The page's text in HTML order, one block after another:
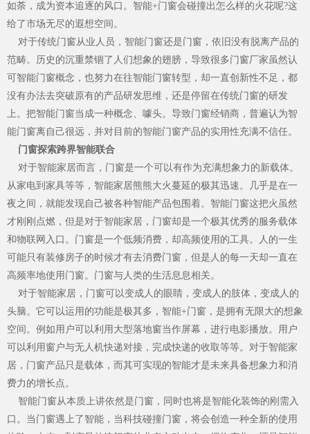
如荼，成为资本追逐的风口。智能+门窗会碰撞出怎么样的火花呢?这
给了市场无尽的遐想空间。
对于传统门窗从业人员，智能门窗还是门窗，依旧没有脱离产品的
范畴。历史的沉重禁锢了人们想象的翅膀，导致很多门窗厂家虽然认
可智能门窗概念，也努力在往智能门窗转型，却一直创新性不足，都
没有办法去突破原有的产品研发思维，还是停留在传统门窗的研发
上。把智能门窗当成一种概念、噱头。导致门窗经销商，普遍认为智
能门窗离自己很远，并对目前的智能门窗产品的实用性充满不信任。
门窗探索跨界智能联合
对于智能家居而言，门窗是一个可以有作为充满想象力的新载体。
从家电到家具等等，智能家居熊熊大火蔓延的极其迅速。几乎是在一
夜之间，就能发现自己被各种智能产品包围着。智能门窗这把火虽然
才刚刚点燃，但是对于智能家居，门窗却是一个极其优秀的服务载体
和物联网入口。门窗是一个低频消费，却高频使用的工具。人的一生
可能只有装修房子的时候才有去消费门窗，但是人的每一天却一直在
高频率地使用门窗。门窗与人类的生活息息相关。
对于智能家居，门窗可以变成人的眼睛，变成人的肢体，变成人的
头脑。它可以运用的功能是极其多，智能+门窗，是拥有无限大的想象
空间。例如用户可以利用大型落地窗当作屏幕，进行电影播放。用户
可以利用窗户与无人机快递对接，完成快递的收取等等。对于智能家
居，门窗产品只是载体，而其可实现的智能才是未来具备想象力和消
费力的增长点。
智能门窗从本质上讲依然是门窗，同时也将是智能化装饰的刚需入
口。当门窗遇上了智能，当科技碰撞门窗，将会创造一种全新的使用